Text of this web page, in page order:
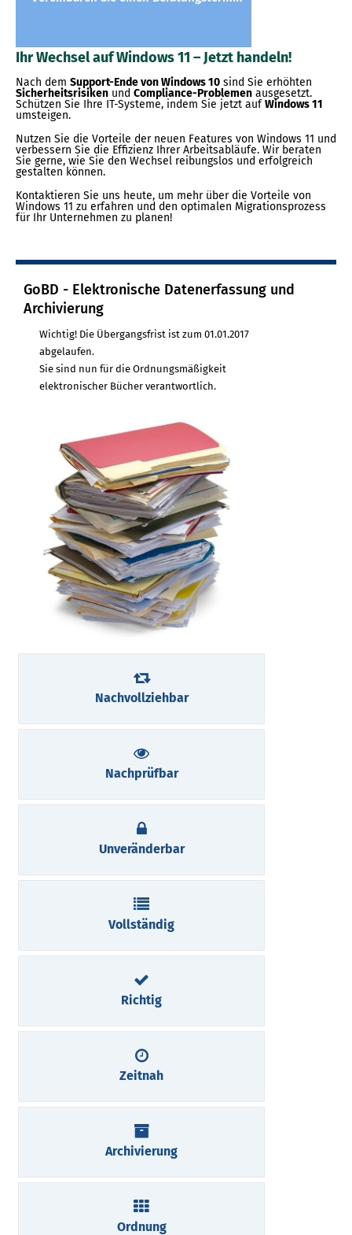
Ihr Wechsel auf Windows 11 – Jetzt handeln!
Nach dem Support-Ende von Windows 10 sind Sie erhöhten
Sicherheitsrisiken und Compliance-Problemen ausgesetzt.
Schützen Sie Ihre IT-Systeme, indem Sie jetzt aufWindows 11
umsteigen.
Nutzen Sie die Vorteile der neuen Features von Windows 11 und
verbessern Sie die Effizienz Ihrer Arbeitsabläufe. Wir beraten
Sie gerne, wie Sie den Wechsel reibungslos und erfolgreich
gestalten können.
Kontaktieren Sie uns heute, um mehr über die Vorteile von
Windows 11 zu erfahren und den optimalen Migrationsprozess
für Ihr Unternehmen zu planen!
GoBD - Elektronische Datenerfassung und
Archivierung
Wichtig! Die Übergangsfrist ist zum 01.01.2017
abgelaufen.
Sie sind nun für die Ordnungsmäßigkeit
elektronischer Bücher verantwortlich.
Nachvollziehbar
Nachprüfbar
Unveränderbar
Vollständig
Richtig
Zeitnah
Archivierung
Ordnung